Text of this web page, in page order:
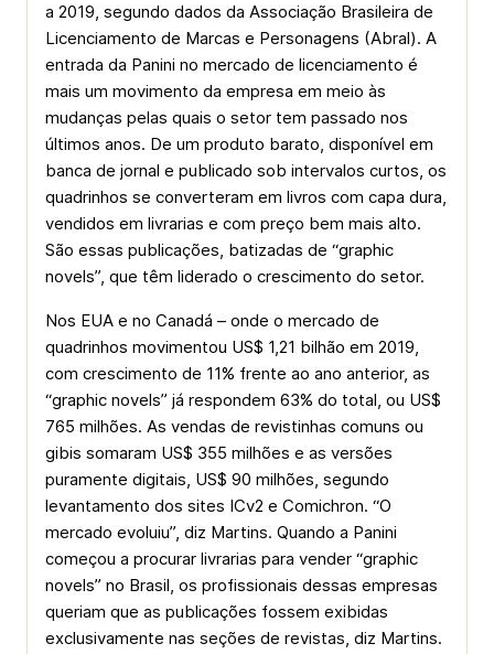
a 2019, segundo dados da Associação Brasileira de
Licenciamento de Marcas e Personagens (Abral). A
entrada da Panini no mercado de licenciamento é
mais um movimento da empresa em meio às
mudanças pelas quais o setor tem passado nos
últimos anos. De um produto barato, disponível em
banca de jornal e publicado sob intervalos curtos, os
quadrinhos se converteram em livros com capa dura,
vendidos em livrarias e com preço bem mais alto.
São essas publicações, batizadas de “graphic
novels”, que têm liderado o crescimento do setor.
Nos EUA e no Canadá – onde o mercado de
quadrinhos movimentou US$ 1,21 bilhão em 2019,
com crescimento de 11% frente ao ano anterior, as
“graphic novels” já respondem 63% do total, ou US$
765 milhões. As vendas de revistinhas comuns ou
gibis somaram US$ 355 milhões e as versões
puramente digitais, US$ 90 milhões, segundo
levantamento dos sites ICv2 e Comichron. “O
mercado evoluiu”, diz Martins. Quando a Panini
começou a procurar livrarias para vender “graphic
novels” no Brasil, os profissionais dessas empresas
queriam que as publicações fossem exibidas
exclusivamente nas seções de revistas, diz Martins.